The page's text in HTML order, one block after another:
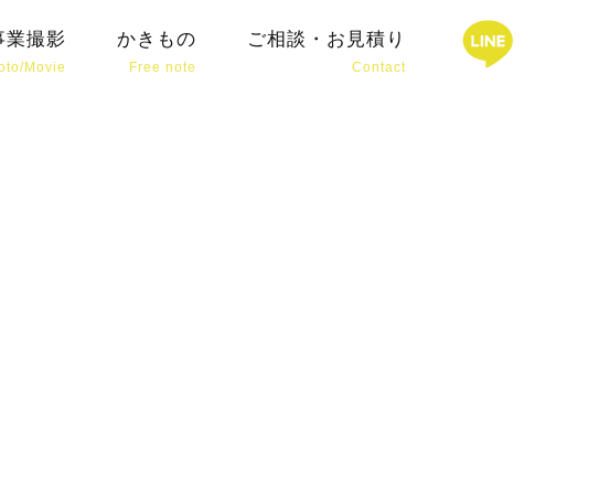
レーン製造会社様ホームページ制作
業撮影
Movie
かきもの
Free note
ご相談・お見積り
Contact
HOME